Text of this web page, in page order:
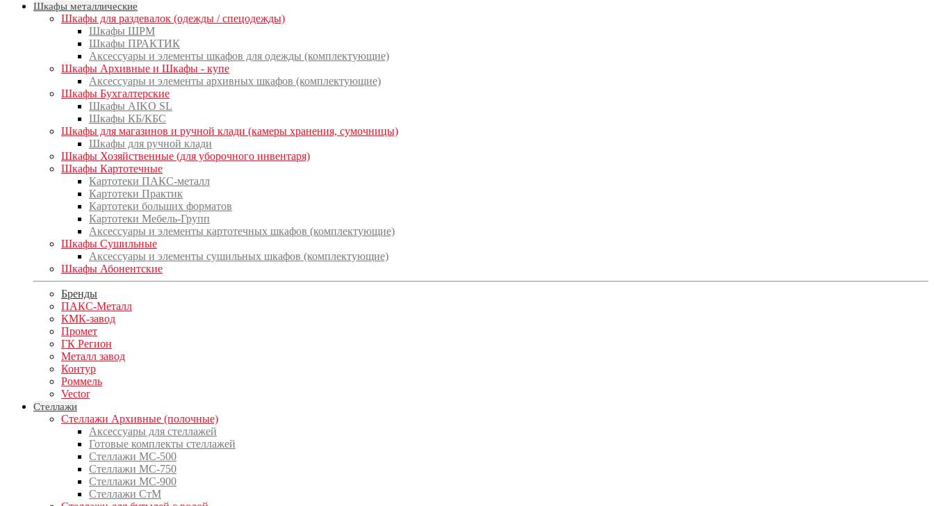
Шкафы металлические
Шкафы для раздевалок (одежды / спецодежды)
Шкафы ШРМ
Шкафы ПРАКТИК
Аксессуары и элементы шкафов для одежды (комплектующие)
Шкафы Архивные и Шкафы - купе
Аксессуары и элементы архивных шкафов (комплектующие)
Шкафы Бухгалтерские
Шкафы AIKO SL
Шкафы КБ/КБС
Шкафы для магазинов и ручной клади (камеры хранения, сумочницы)
Шкафы для ручной клади
Шкафы Хозяйственные (для уборочного инвентаря)
Шкафы Картотечные
Картотеки ПАКС-металл
Картотеки Практик
Картотеки больших форматов
Картотеки Мебель-Групп
Аксессуары и элементы картотечных шкафов (комплектующие)
Шкафы Сушильные
Аксессуары и элементы сушильных шкафов (комплектующие)
Шкафы Абонентские
Бренды
ПАКС-Металл
КМК-завод
Промет
ГК Регион
Металл завод
Контур
Роммель
Vector
Стеллажи
Стеллажи Архивные (полочные)
Аксессуары для стеллажей
Готовые комплекты стеллажей
Стеллажи МС-500
Стеллажи МС-750
Стеллажи МС-900
Стеллажи СтМ